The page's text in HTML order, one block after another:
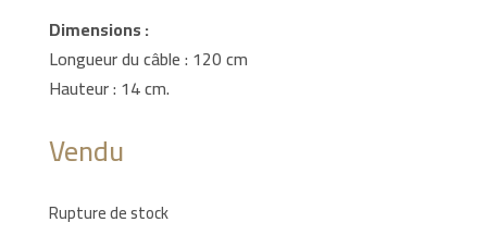
Dimensions :
Longueur du câble : 120 cm
Hauteur : 14 cm.
Vendu
Rupture de stock